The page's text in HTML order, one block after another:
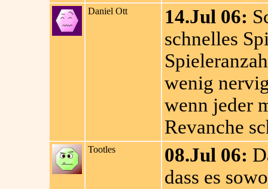
Daniel Ott 14.Jul 06:
schnelles
wenig
wenn jeder
Revanche
Tootles 08.Jul 06:
dass es